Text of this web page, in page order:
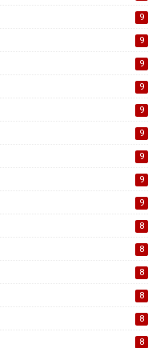
9
9
9
9
9
9
9
9
9
8
8
8
8
8
8